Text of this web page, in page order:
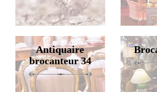
Antiquaire
brocanteur 34